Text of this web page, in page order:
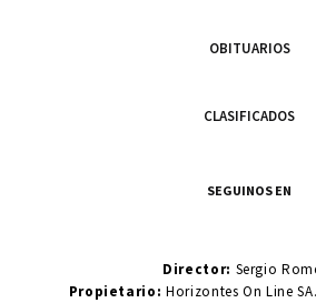
OBITUARIOS
CLASIFICADOS
SEGUINOS EN
Director: Sergio
Propietario:Horizontes On Line